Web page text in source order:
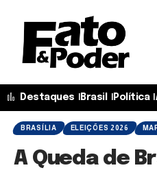
Destaques Brasil Política
BRASÍLIA ELEIÇÕES 2026
A Queda de